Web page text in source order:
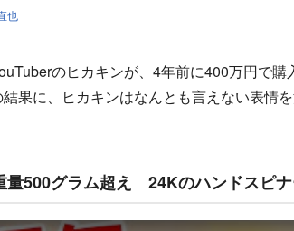
也
ア
ク
のヒカキンが、4年前に400万円で
果に、ヒカキンはなんとも言えない表情を
量500グラム超え 24Kのハンドスピ